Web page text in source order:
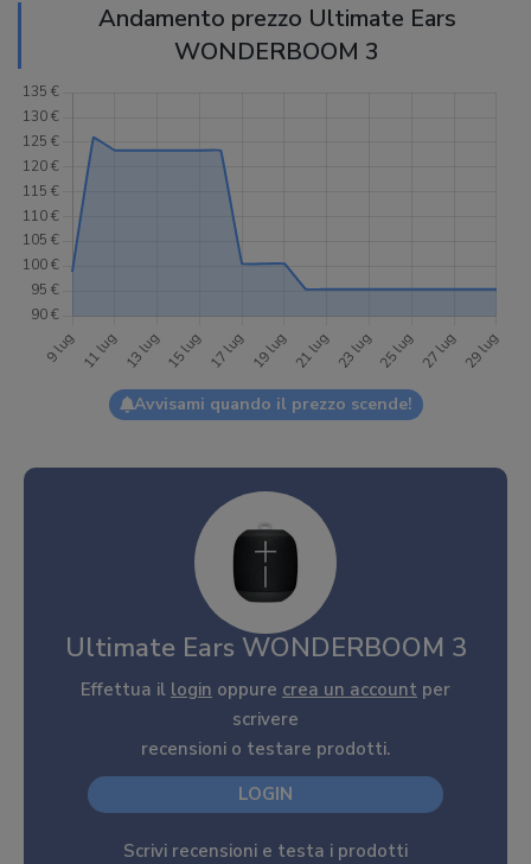
Andamento prezzo Ultimate Ears
WONDERBOOM 3
Avvisami quando il prezzo scende!
Ultimate Ears WONDERBOOM 3
Effettua il login oppure crea un account per
scrivere
recensioni o testare prodotti.
LOGIN
Scrivi recensioni e testa i prodotti